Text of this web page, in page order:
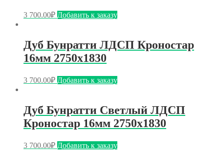
3 700.00₽ Добавить к заказу
Дуб Бунратти ЛДСП Кроностар
16мм 2750х1830
3 700.00₽ Добавить к заказу
Дуб Бунратти Светлый ЛДСП
Кроностар 16мм 2750х1830
3 700.00₽ Добавить к заказу